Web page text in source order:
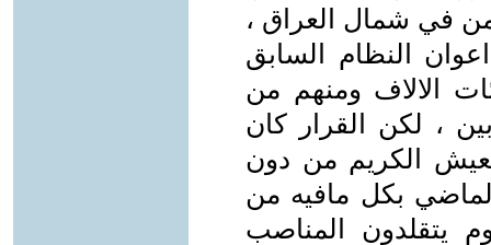
في شمال العراق ،
النظام السابق
الالاف ومنهم من
، لكن القرار كان
الكريم من دون
بكل مافيه من
يتقلدون المناصب